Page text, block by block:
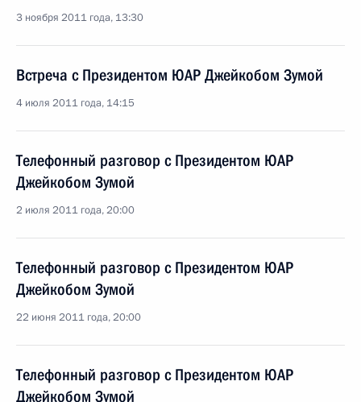
3 ноября 2011 года, 13:30
Встреча с Президентом ЮАР Джейкобом Зумой
4 июля 2011 года, 14:15
Телефонный разговор с Президентом ЮАР
Джейкобом Зумой
2 июля 2011 года, 20:00
Телефонный разговор с Президентом ЮАР
Джейкобом Зумой
22 июня 2011 года, 20:00
Телефонный разговор с Президентом ЮАР
Джейкобом Зумой